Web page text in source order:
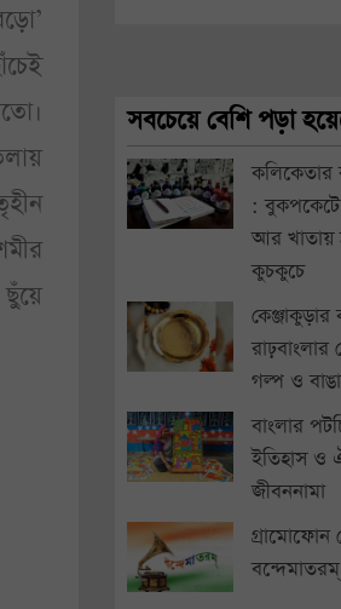
সবচেয়ে বেশি পড়া
: বুকপকেটে
আর খাতায়
কুচকুচে
কেঞ্জাকুড়ার
রাঢ়বাংলার
গল্প ও
বাংলার
ইতিহাস ও
জীবননামা
গ্রামোফোন
বন্দেমাতরম্